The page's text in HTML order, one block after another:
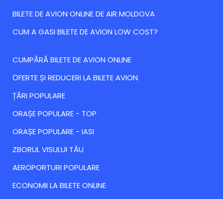
BILETE DE AVION ONLINE DE AIR MOLDOVA
CUM A GASI BILETE DE AVION LOW COST?
CUMPĂRĂ BILETE DE AVION ONLINE
ОFERTE ȘI REDUCERI LA BILETE AVION
ȚĂRI POPULARE
ORAȘE POPULARE - TOP
ORAȘE POPULARE - IASI
ZBORUL VISULUI TĂU
AEROPORTURI POPULARE
ECONOMII LA BILETE ONLINE